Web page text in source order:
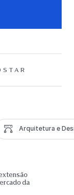
Arquitetura e
da